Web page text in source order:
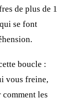
de plus de 1
se font
boucle :
vous freine,
les